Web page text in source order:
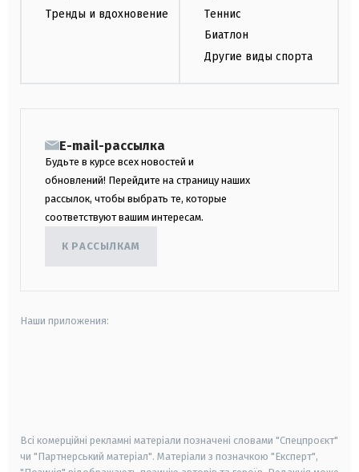
Тренды и вдохновение
Теннис
Биатлон
Другие виды спорта
E-mail-рассылка
Будьте в курсе всех новостей и
обновлений! Перейдите на страницу наших
рассылок, чтобы выбрать те, которые
соответствуют вашим интересам.
К РАССЫЛКАМ
Наши приложения:
Всі комерційні рекламні матеріали позначені словами "Спецпроєкт"
чи "Партнерський матеріал". Матеріали з позначкою "Експерт",